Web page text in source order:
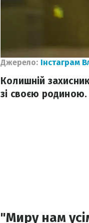
Джерело: Інстаграм
Колишній
зі своєю
"Миру нам